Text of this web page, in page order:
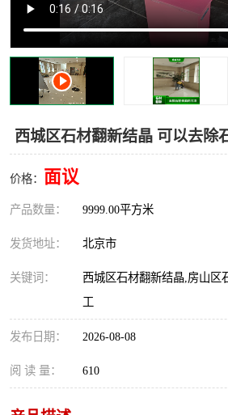
西城区石材翻新结晶 可以去除
价格： 面议
产品数量： 9999.00平方米
发货地址： 北京市
关键词：
西城区石材翻新结晶,房山区
工
发布日期： 2026-08-08
阅 读 量： 610